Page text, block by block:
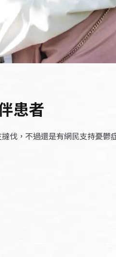
患者
伐，不過還是有網民支持憂